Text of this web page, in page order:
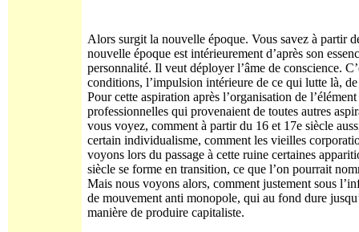
Alors surgit la nouvelle époque. Vous savez à partir
nouvelle époque est intérieurement d’après son
personnalité. Il veut déployer l’âme de conscience.
conditions, l’impulsion intérieure de ce qui lutte là,
Pour cette aspiration après l’organisation de
professionnelles qui provenaient de toutes autres
vous voyez, comment à partir du 16 et 17e siècle
certain individualisme, comment les vieilles
voyons lors du passage à cette ruine certaines
siècle se forme en transition, ce que l’on pourrait
Mais nous voyons alors, comment justement sous
de mouvement anti monopole, qui au fond dure
manière de produire capitaliste.